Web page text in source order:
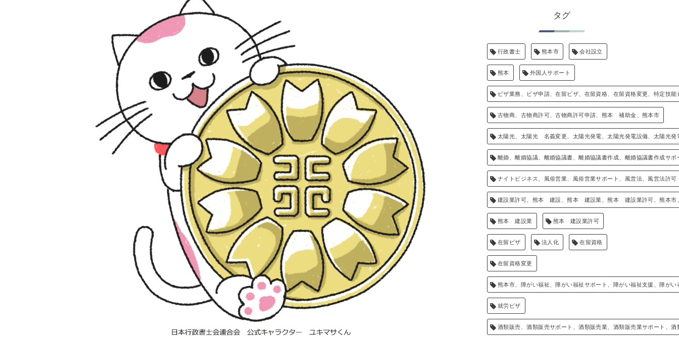
タグ
行政書士 熊本市 会社設立
熊本 外国人サポート
ビザ業務、ビザ申請、在留ビザ、在留資格、在留資格変更、特定技能
古物商、古物商許可、古物商許可申請、熊本 補助金、熊本市
太陽光、太陽光 名義変更、太陽光発電、太陽光発電設備、太陽光
離婚、離婚協議、離婚協議書、離婚協議書作成、離婚協議書作成サポ
ナイトビジネス、風俗営業、風俗営業サポート、風営法、風営法許可
建設業許可、熊本 建設、熊本 建設業、熊本 建設業許可、熊本市
熊本 建設業 熊本 建設業許可
在留ビザ 法人化 在留資格
在留資格変更
熊本市、障がい福祉、障がい福祉サポート、障がい福祉支援、障がい
就労ビザ
酒類販売、酒類販売サポート、酒類販売業、酒類販売業サポート、